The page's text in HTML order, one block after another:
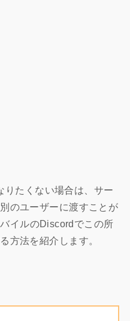
りたくない場合は、サー
のユーザーに渡すことが
イルのDiscordでこの所
方法を紹介します。